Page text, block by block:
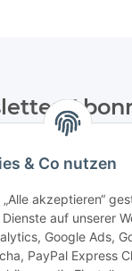
& Co nutzen
akzeptieren“
auf unserer
Google Ads,
PayPal Express
regelmäßig und